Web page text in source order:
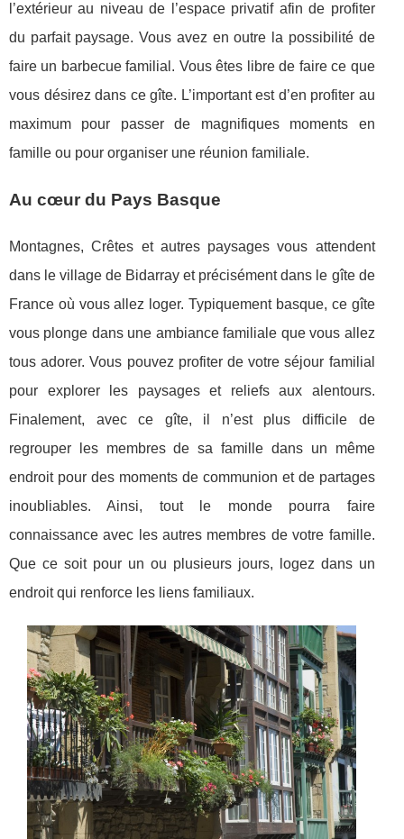
l’extérieur au niveau de l’espace privatif afin de profiter
du parfait paysage. Vous avez en outre la possibilité de
faire un barbecue familial. Vous êtes libre de faire ce que
vous désirez dans ce gîte. L’important est d’en profiter au
maximum pour passer de magnifiques moments en
famille ou pour organiser une réunion familiale.
Au cœur du Pays Basque
Montagnes, Crêtes et autres paysages vous attendent
dans le village de Bidarray et précisément dans le gîte de
France où vous allez loger. Typiquement basque, ce gîte
vous plonge dans une ambiance familiale que vous allez
tous adorer. Vous pouvez profiter de votre séjour familial
pour explorer les paysages et reliefs aux alentours.
Finalement, avec ce gîte, il n’est plus difficile de
regrouper les membres de sa famille dans un même
endroit pour des moments de communion et de partages
inoubliables. Ainsi, tout le monde pourra faire
connaissance avec les autres membres de votre famille.
Que ce soit pour un ou plusieurs jours, logez dans un
endroit qui renforce les liens familiaux.